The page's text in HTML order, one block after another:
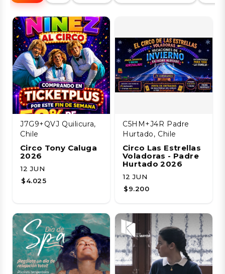
J7G9+QVJ Quilicura,
Chile
Circo Tony Caluga
2026
12 JUN
$4.025
C5HM+J4R Padre
Hurtado, Chile
Circo Las Estrellas
Voladoras - Padre
Hurtado 2026
12 JUN
$9.200